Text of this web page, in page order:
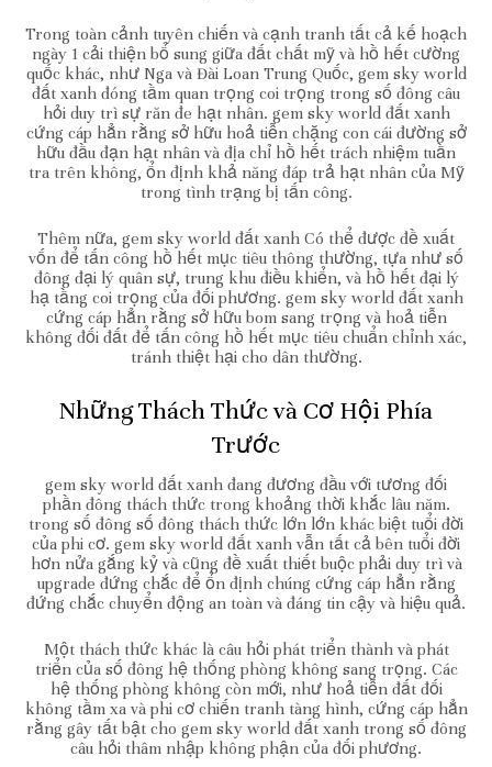
Trong toàn cảnh tuyên chiến và cạnh tranh tất cả kế hoạch
ngày 1 cải thiện bổ sung giữa đất chất mỹ và hồ hết cường
quốc khác, như Nga và Đài Loan Trung Quốc, gem sky world
đất xanh đóng tầm quan trọng coi trọng trong số đông câu
hỏi duy trì sự răn đe hạt nhân. gem sky world đất xanh
cứng cáp hẳn rằng sở hữu hoả tiễn chặng con cái đường sở
hữu đầu đạn hạt nhân và địa chỉ hồ hết trách nhiệm tuần
tra trên không, ổn định khả năng đáp trả hạt nhân của Mỹ
trong tình trạng bị tấn công.
Thêm nữa, gem sky world đất xanh Có thể được đề xuất
vốn để tấn công hồ hết mục tiêu thông thường, tựa như số
đông đại lý quân sự, trung khu điều khiển, và hồ hết đại lý
hạ tầng coi trọng của đối phương. gem sky world đất xanh
cứng cáp hẳn rằng sở hữu bom sang trọng và hoả tiễn
không đối đất để tấn công hồ hết mục tiêu chuẩn chỉnh xác,
tránh thiệt hại cho dân thường.
Những Thách Thức và Cơ Hội Phía
Trước
gem sky world đất xanh đang đương đầu với tương đối
phần đông thách thức trong khoảng thời khắc lâu năm.
trong số đông số đông thách thức lớn lớn khác biệt tuổi đời
của phi cơ. gem sky world đất xanh vẫn tất cả bên tuổi đời
hơn nửa gắng kỷ và cũng đề xuất thiết buộc phải duy trì và
upgrade đứng chắc để ổn định chúng cứng cáp hẳn rằng
đứng chắc chuyển động an toàn và đáng tin cậy và hiệu quả.
Một thách thức khác là câu hỏi phát triển thành và phát
triển của số đông hệ thống phòng không sang trọng. Các
hệ thống phòng không còn mới, như hoả tiễn đất đối
không tầm xa và phi cơ chiến tranh tàng hình, cứng cáp hẳn
rằng gây tất bật cho gem sky world đất xanh trong số đông
câu hỏi thâm nhập không phận của đối phương.